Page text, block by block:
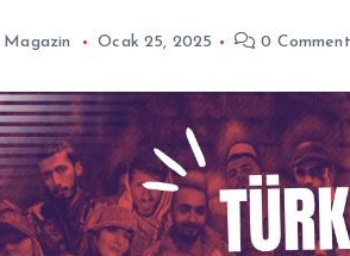
Magazin Ocak 25, 2025 0